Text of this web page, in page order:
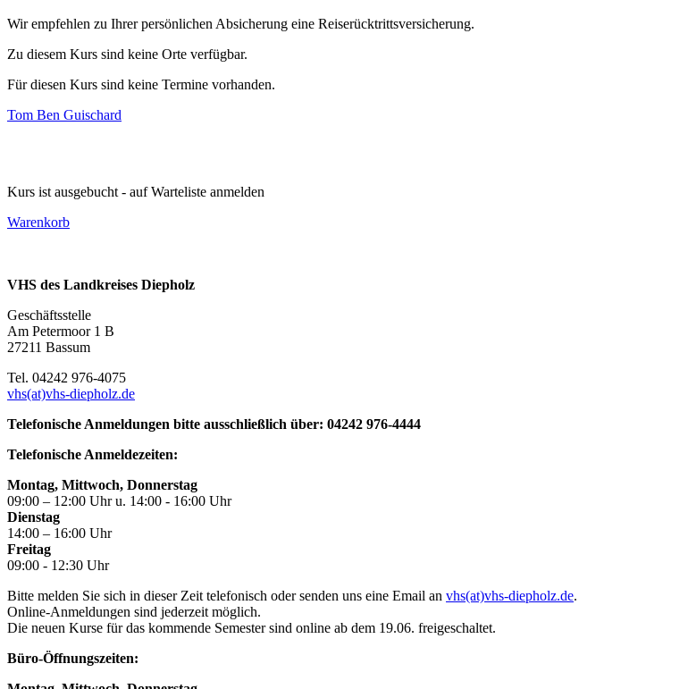
Wir empfehlen zu Ihrer persönlichen Absicherung eine Reiserücktrittsversicherung.
Zu diesem Kurs sind keine Orte verfügbar.
Für diesen Kurs sind keine Termine vorhanden.
Tom Ben Guischard
Kurs ist ausgebucht - auf Warteliste anmelden
Warenkorb
VHS des Landkreises Diepholz
Geschäftsstelle
Am Petermoor 1 B
27211 Bassum
Tel. 04242 976-4075
vhs(at)vhs-diepholz.de
Telefonische Anmeldungen bitte ausschließlich über: 04242 976-4444
Telefonische Anmeldezeiten:
Montag, Mittwoch, Donnerstag
09:00 – 12:00 Uhr u. 14:00 - 16:00 Uhr
Dienstag
14:00 – 16:00 Uhr
Freitag
09:00 - 12:30 Uhr
Bitte melden Sie sich in dieser Zeit telefonisch oder senden uns eine Email an vhs(at)vhs-diepholz.de.
Online-Anmeldungen sind jederzeit möglich.
Die neuen Kurse für das kommende Semester sind online ab dem 19.06. freigeschaltet.
Büro-Öffnungszeiten: